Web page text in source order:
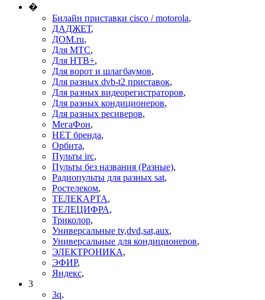
�
Билайн приставки cisco / motorola,
ДАДЖЕТ,
ДОМ.ru,
Для МТС,
Для НТВ+,
Для ворот и шлагбаумов,
Для разных dvb-t2 приставок,
Для разных видеорегистраторов,
Для разных кондиционеров,
Для разных ресиверов,
МегаФон,
НЕТ бренда,
Орбита,
Пульты irc,
Пульты без названия (Разные),
Радиопульты для разных sat,
Ростелеком,
ТЕЛЕКАРТА,
ТЕЛЕЦИФРА,
Триколор,
Универсальные tv,dvd,sat,aux,
Универсальные для кондиционеров,
ЭЛЕКТРОНИКА,
ЭФИР,
Яндекс,
3
3q,